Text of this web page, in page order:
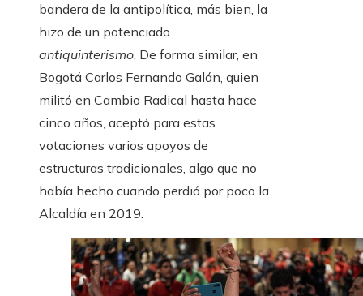
bandera de la antipolítica, más bien, la
hizo de un potenciado
antiquinterismo. De forma similar, en
Bogotá Carlos Fernando Galán, quien
militó en Cambio Radical hasta hace
cinco años, aceptó para estas
votaciones varios apoyos de
estructuras tradicionales, algo que no
había hecho cuando perdió por poco la
Alcaldía en 2019.